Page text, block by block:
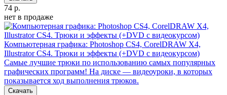
74 р.
нет в продаже
Компьютерная графика: Photoshop CS4, CorelDRAW X4,
Illustrator CS4. Трюки и эффекты (+DVD с видеокурсом)
Самые лучшие трюки по использованию самых популярных
графических программ! На диске — видеоуроки, в которых
показывается ход выполнения трюков.
Скачать